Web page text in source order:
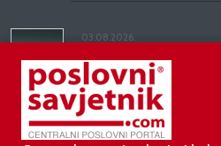
03.08.2026.
Kineski BYD predstavio
Mercedesove S-
kilometara